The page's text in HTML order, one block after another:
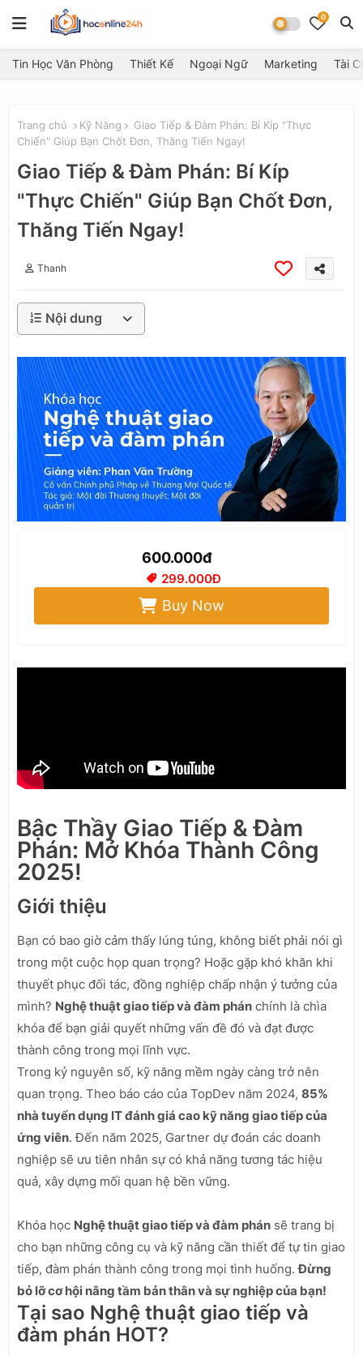
0
Tin Học Văn Phòng Thiết Kế Ngoại Ngữ Marketing Tài
Trang chủ Kỹ Năng
Giao Tiếp & Đàm Phán: Bí Kíp "Thực
Chiến" Giúp Bạn Chốt Đơn, Thăng Tiến Ngay!
Giao Tiếp & Đàm Phán: Bí Kíp
"Thực Chiến" Giúp Bạn Chốt Đơn,
Thăng Tiến Ngay!
Thanh
Nội dung
600.000đ
299.000Đ
Buy Now
Bậc Thầy Giao Tiếp & Đàm
Phán: Mở Khóa Thành Công
2025!
Giới thiệu
Bạn có bao giờ cảm thấy lúng túng, không biết phải nói gì
trong một cuộc họp quan trọng? Hoặc gặp khó khăn khi
thuyết phục đối tác, đồng nghiệp chấp nhận ý tưởng của
mình? Nghệ thuật giao tiếp và đàm phán chính là chìa
khóa để bạn giải quyết những vấn đề đó và đạt được
thành công trong mọi lĩnh vực.
Trong kỷ nguyên số, kỹ năng mềm ngày càng trở nên
quan trọng. Theo báo cáo của TopDev năm 2024, 85%
nhà tuyển dụng IT đánh giá cao kỹ năng giao tiếp của
ứng viên. Đến năm 2025, Gartner dự đoán các doanh
nghiệp sẽ ưu tiên nhân sự có khả năng tương tác hiệu
quả, xây dựng mối quan hệ bền vững.
Khóa học Nghệ thuật giao tiếp và đàm phán sẽ trang bị
cho bạn những công cụ và kỹ năng cần thiết để tự tin giao
tiếp, đàm phán thành công trong mọi tình huống.Đừng
bỏ lỡ cơ hội nâng tầm bản thân và sự nghiệp của bạn!
Tại sao Nghệ thuật giao tiếp và
đàm phán HOT?